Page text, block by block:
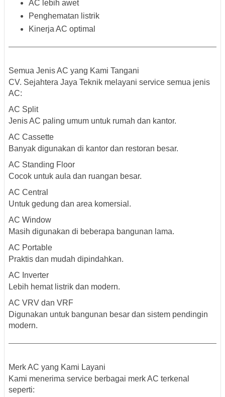
AC lebih awet
Penghematan listrik
Kinerja AC optimal
Semua Jenis AC yang Kami Tangani
CV. Sejahtera Jaya Teknik melayani service semua jenis
AC:
AC Split
Jenis AC paling umum untuk rumah dan kantor.
AC Cassette
Banyak digunakan di kantor dan restoran besar.
AC Standing Floor
Cocok untuk aula dan ruangan besar.
AC Central
Untuk gedung dan area komersial.
AC Window
Masih digunakan di beberapa bangunan lama.
AC Portable
Praktis dan mudah dipindahkan.
AC Inverter
Lebih hemat listrik dan modern.
AC VRV dan VRF
Digunakan untuk bangunan besar dan sistem pendingin
modern.
Merk AC yang Kami Layani
Kami menerima service berbagai merk AC terkenal
seperti: